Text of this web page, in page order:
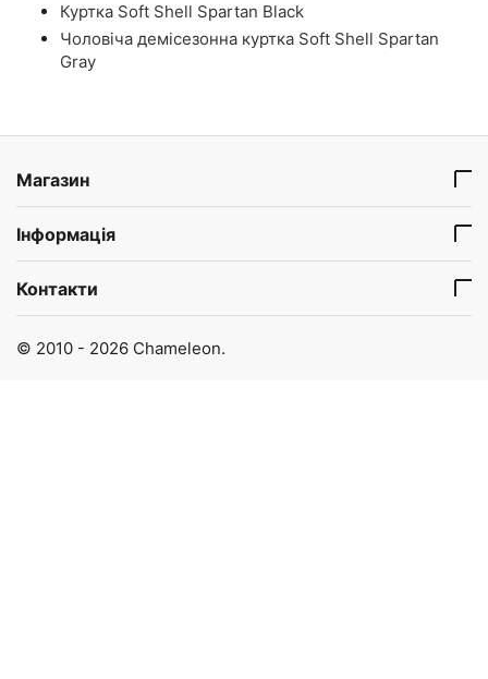
Куртка Soft Shell Spartan Black
Чоловіча демісезонна куртка Soft Shell Spartan
Gray
Магазин
Інформація
Контакти
© 2010 - 2026 Chameleon.